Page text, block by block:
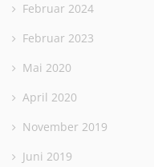
Februar 2024
Februar 2023
Mai 2020
April 2020
November 2019
Juni 2019